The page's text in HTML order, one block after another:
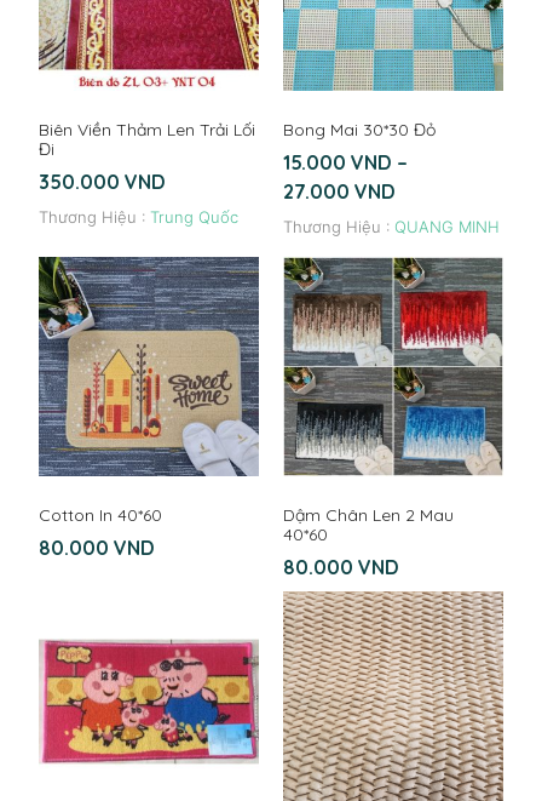
Biên Viền Thảm Len Trải Lối
Đi
350.000VND
Thương Hiệu :Trung Quốc
Bong Mai 30*30 Đỏ
15.000 VND –
27.000 VND
Thương Hiệu : QUANG MINH
Cotton In 40*60
80.000VND
Dậm Chân Len 2 Mau
40*60
80.000 VND